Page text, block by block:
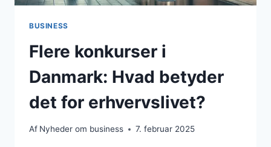
BUSINESS
Flere konkurser i
Danmark: Hvad betyder
det for erhvervslivet?
Af Nyheder om business 7. februar 2025